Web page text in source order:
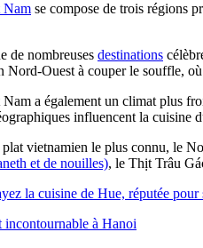
Nam se compose de trois régions
de nombreuses destinations
Nord-Ouest à couper le souffle,
a également un climat plus
influencent la cuisine
vietnamien le plus connu, le
et de nouilles), le Thịt Trâu
la cuisine de Hue, réputée
à Hanoi